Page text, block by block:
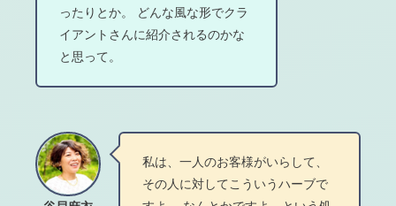
ったりとか。 どんな風な形でクラ
イアントさんに紹介されるのかな
と思って。
私は、一人のお客様がいらして、
その人に対してこういうハーブで